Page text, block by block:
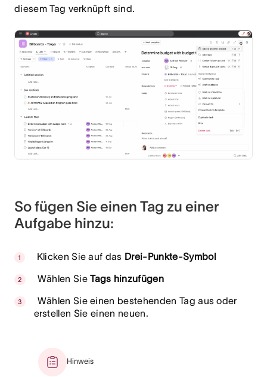
diesem Tag verknüpft sind.
So fügen Sie einen Tag zu einer
Aufgabe hinzu:
Klicken Sie auf das Drei-Punkte-Symbol
Wählen SieTags hinzufügen
Wählen Sie einen bestehenden Tag aus oder
erstellen Sie einen neuen.
Hinweis